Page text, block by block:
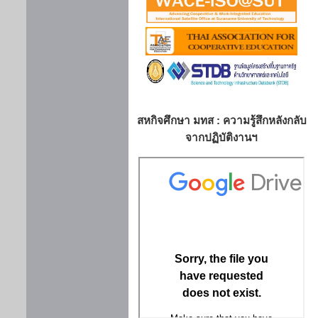
สหกิจศึกษา มทส : ความรู้สึกหลังกลับ
จากปฏิบัติงานฯ